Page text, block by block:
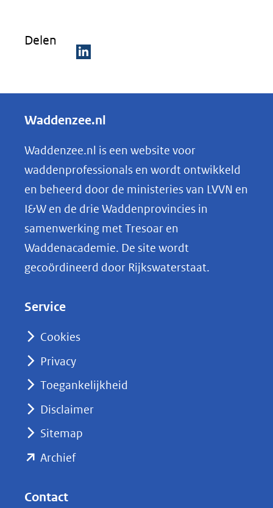
Delen
e
e
n
o
p
k
e
nieuw
naar
Waddenzee.nl
Waddenzee.nl is een website voor
waddenprofessionals en wordt ontwikkeld
en beheerd door de ministeries van LVVN en
I&W en de drie Waddenprovincies in
samenwerking met Tresoar en
Waddenacademie. De site wordt
gecoördineerd door Rijkswaterstaat.
Service
Cookies
Privacy
Toegankelijkheid
Disclaimer
Sitemap
Archief(opent
Contact